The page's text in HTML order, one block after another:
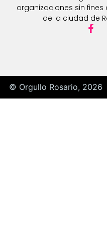
organizaciones sin fines
de la ciudad de
© Orgullo Rosario, 2026